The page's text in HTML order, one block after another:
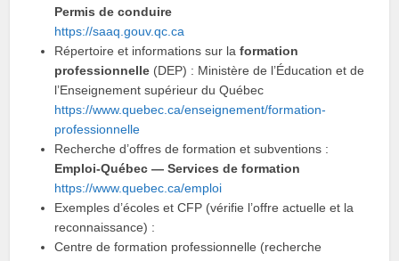
Permis de conduire
https://saaq.gouv.qc.ca
Répertoire et informations sur laformation
professionnelle (DEP) : Ministère de l’Éducation et de
l’Enseignement supérieur du Québec
https://www.quebec.ca/enseignement/formation-
professionnelle
Recherche d’offres de formation et subventions :
Emploi‑Québec — Services de formation
https://www.quebec.ca/emploi
Exemples d’écoles et CFP (vérifie l’offre actuelle et la
reconnaissance) :
Centre de formation professionnelle (recherche